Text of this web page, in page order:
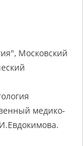
Московский
медико-